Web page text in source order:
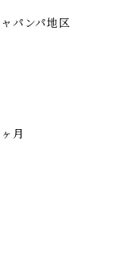
パンパ地区
月